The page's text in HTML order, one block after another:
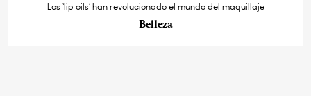
Los ‘lip oils’ han revolucionado el mundo del maquillaje
Belleza